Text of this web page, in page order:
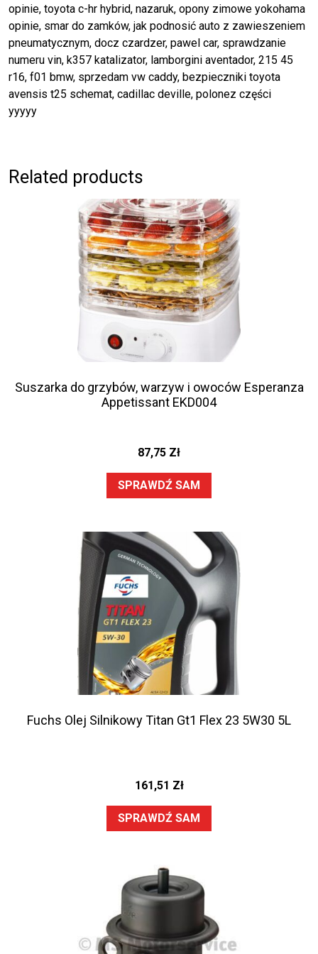
opinie, toyota c-hr hybrid, nazaruk, opony zimowe yokohama
opinie, smar do zamków, jak podnosić auto z zawieszeniem
pneumatycznym, docz czardzer, pawel car, sprawdzanie
numeru vin, k357 katalizator, lamborgini aventador, 215 45
r16, f01 bmw, sprzedam vw caddy, bezpieczniki toyota
avensis t25 schemat, cadillac deville, polonez części
yyyyy
Related products
Suszarka do grzybów, warzyw i owoców Esperanza
Appetissant EKD004
87,75 Zł
SPRAWDŹ SAM
Fuchs Olej Silnikowy Titan Gt1 Flex 23 5W30 5L
161,51 Zł
SPRAWDŹ SAM